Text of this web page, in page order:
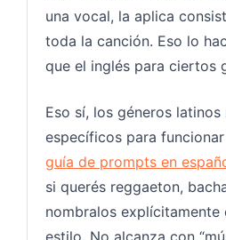
una vocal, la aplica
toda la canción. Eso lo
que el inglés para ciertos
Eso sí, los géneros
específicos para
guía de prompts en
si querés reggaeton,
nombralos explícitamente
estilo. No alcanza con